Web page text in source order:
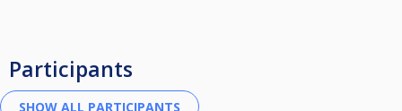
Participants